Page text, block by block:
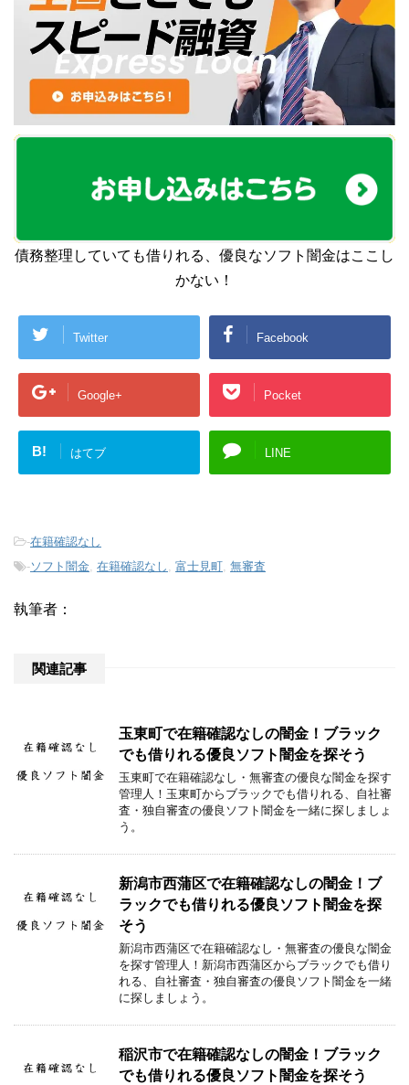
債務整理していても借りれる、優良なソフト闇金はここし
かない！
Twitter Facebook
Google+ Pocket
B! はてブ LINE
-在籍確認なし
-ソフト闇金, 在籍確認なし , 富士見町, 無審査
執筆者：
関連記事
玉東町で在籍確認なしの闇金！ブラック
でも借りれる優良ソフト闇金を探そう
玉東町で在籍確認なし・無審査の優良な闇金を探す
管理人！玉東町からブラックでも借りれる、自社審
査・独自審査の優良ソフト闇金を一緒に探しましょ
う。
新潟市西蒲区で在籍確認なしの闇金！ブ
ラックでも借りれる優良ソフト闇金を探
そう
新潟市西蒲区で在籍確認なし・無審査の優良な闇金
を探す管理人！新潟市西蒲区からブラックでも借り
れる、自社審査・独自審査の優良ソフト闇金を一緒
に探しましょう。
稲沢市で在籍確認なしの闇金！ブラック
でも借りれる優良ソフト闇金を探そう